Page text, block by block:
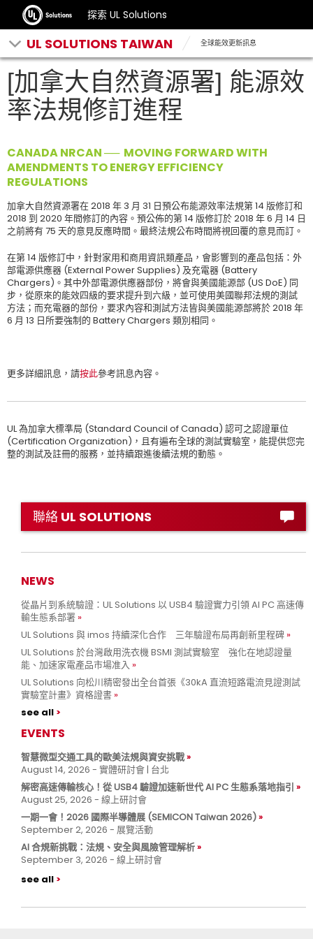
探索 UL Solutions
UL SOLUTIONS TAIWAN 全球能效更新訊息
[加拿大自然資源署] 能源效
率法規修訂進程
CANADA NRCAN ── MOVING FORWARD WITH
AMENDMENTS TO ENERGY EFFICIENCY
REGULATIONS
加拿大自然資源署在 2018 年 3 月 31 日預公布能源效率法規第 14 版修訂和
2018 到 2020 年間修訂的內容。預公佈的第 14 版修訂於 2018 年 6 月 14 日
之前將有 75 天的意見反應時間。最終法規公布時間將視回覆的意見而訂。
在第 14 版修訂中，針對家用和商用資訊類產品，會影響到的產品包括：外
部電源供應器 (External Power Supplies) 及充電器 (Battery
Chargers)。其中外部電源供應器部份，將會與美國能源部 (US DoE) 同
步，從原來的能效四級的要求提升到六級，並可使用美國聯邦法規的測試
方法；而充電器的部份，要求內容和測試方法皆與美國能源部將於 2018 年
6 月 13 日所要強制的 Battery Chargers 類別相同。
更多詳細訊息，請按此參考訊息內容。
UL 為加拿大標準局 (Standard Council of Canada) 認可之認證單位
(Certification Organization)，且有遍布全球的測試實驗室，能提供您完
整的測試及註冊的服務，並持續跟進後續法規的動態。
聯絡 UL SOLUTIONS
NEWS
從晶片到系統驗證：UL Solutions 以 USB4 驗證實力引領 AI PC 高速傳
輸生態系部署
UL Solutions 與 imos 持續深化合作 三年驗證布局再創新里程碑
UL Solutions 於台灣啟用洗衣機 BSMI 測試實驗室 強化在地認證量
能、加速家電產品市場准入
UL Solutions 向松川精密發出全台首張《30kA 直流短路電流見證測試
實驗室計畫》資格證書
see all
EVENTS
智慧微型交通工具的歐美法規與資安挑戰
August 14, 2026 - 實體研討會 | 台北
解密高速傳輸核心！從 USB4 驗證加速新世代 AI PC 生態系落地指引
August 25, 2026 - 線上研討會
一期一會！2026 國際半導體展 (SEMICON Taiwan 2026)
September 2, 2026 - 展覽活動
AI 合規新挑戰：法規、安全與風險管理解析
September 3, 2026 - 線上研討會
see all